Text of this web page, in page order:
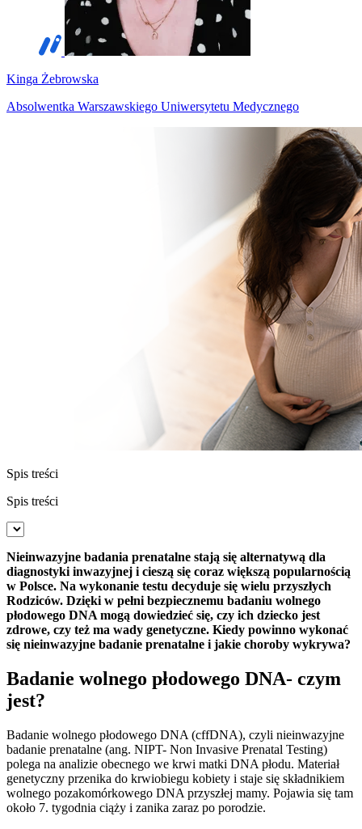
Kinga Żebrowska
Absolwentka Warszawskiego Uniwersytetu Medycznego
Spis treści
Spis treści
Nieinwazyjne badania prenatalne stają się alternatywą dla
diagnostyki inwazyjnej i cieszą się coraz większą popularnością
w Polsce. Na wykonanie testu decyduje się wielu przyszłych
Rodziców. Dzięki w pełni bezpiecznemu badaniu wolnego
płodowego DNA mogą dowiedzieć się, czy ich dziecko jest
zdrowe, czy też ma wady genetyczne. Kiedy powinno wykonać
się nieinwazyjne badanie prenatalne i jakie choroby wykrywa?
Badanie wolnego płodowego DNA- czym
jest?
Badanie wolnego płodowego DNA (cffDNA), czyli nieinwazyjne
badanie prenatalne (ang. NIPT- Non Invasive Prenatal Testing)
polega na analizie obecnego we krwi matki DNA płodu. Materiał
genetyczny przenika do krwiobiegu kobiety i staje się składnikiem
wolnego pozakomórkowego DNA przyszłej mamy. Pojawia się tam
około 7. tygodnia ciąży i zanika zaraz po porodzie.